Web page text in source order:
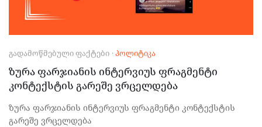
ᲒᲐᲓᲐᲛᲝᲬᲛᲔᲑᲣᲚᲘ ᲤᲐᲥᲢᲔᲑᲘ ·ᲞᲝᲚᲘᲢᲘᲙᲐ
ზურა ფარჯიანის ინტერვიუს ფრაგმენტი
კონტექსტის გარეშე ვრცელდება
ზურა ფარჯიანის ინტერვიუს ფრაგმენტი კონტექსტის
გარეშე ვრცელდება